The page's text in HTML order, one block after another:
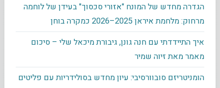
הגדרה מחדש של המונח "אזורי סכסוך" בעידן של לוחמה
מרחוק: מלחמת איראן 2025–2026 כמקרה בוחן
איך התיידדתי עם חנה גונן, גיבורת מיכאל שלי – סיכום
מאמר מאת זיוה שמיר
הומניטריזם סובוורסיבי: עיון מחדש בסולידריות עם פליטים